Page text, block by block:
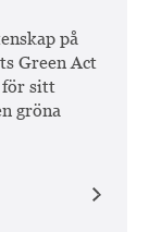
på
Green Act
för sitt
gröna